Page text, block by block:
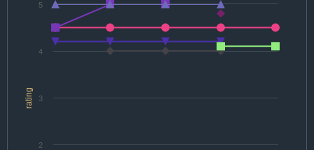
rating
2
3
4
5